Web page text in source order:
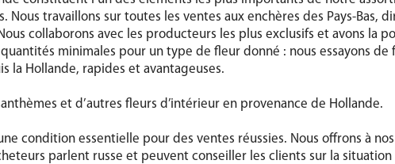
travaillons sur toutes les ventes aux enchères des Pays-Bas,
collaborons avec les producteurs les plus exclusifs et avons la
quantités minimales pour un type de fleur donné : nous essayons
la Hollande, rapides et avantageuses.
et d’autres fleurs d’intérieur en provenance de Hollande.
condition essentielle pour des ventes réussies. Nous offrons à
parlent russe et peuvent conseiller les clients sur la